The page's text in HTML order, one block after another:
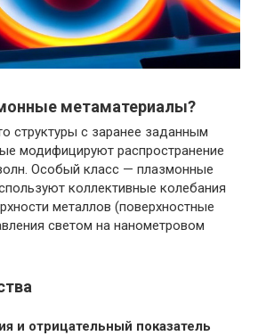
метаматериалы?
структуры с заранее заданным
модифицируют распространение
Особый класс — плазмонные
коллективные колебания
металлов (поверхностные
светом на нанометровом
и отрицательный показатель